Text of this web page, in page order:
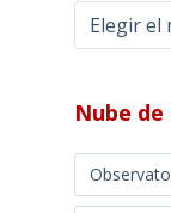
Archivos
mensuales
Nube